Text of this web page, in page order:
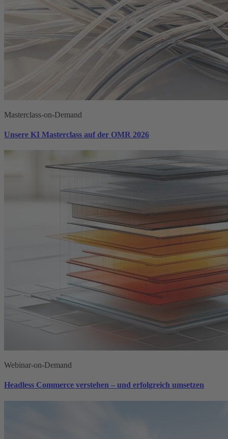
Masterclass-on-Demand
Unsere KI Masterclass auf der OMR 2026
Webinar-on-Demand
Headless Commerce verstehen – und erfolgreich umsetzen